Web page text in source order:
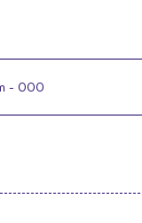
- 000